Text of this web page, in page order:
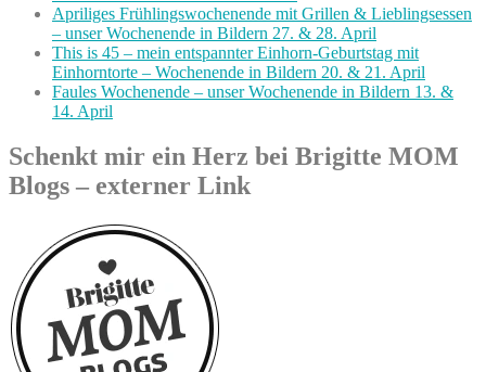
Apriliges Frühlingswochenende mit Grillen & Lieblingsessen
– unser Wochenende in Bildern 27. & 28. April
This is 45 – mein entspannter Einhorn-Geburtstag mit
Einhorntorte – Wochenende in Bildern 20. & 21. April
Faules Wochenende – unser Wochenende in Bildern 13. &
14. April
Schenkt mir ein Herz bei Brigitte MOM
Blogs – externer Link